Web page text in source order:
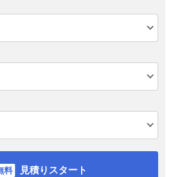
見積りスタート